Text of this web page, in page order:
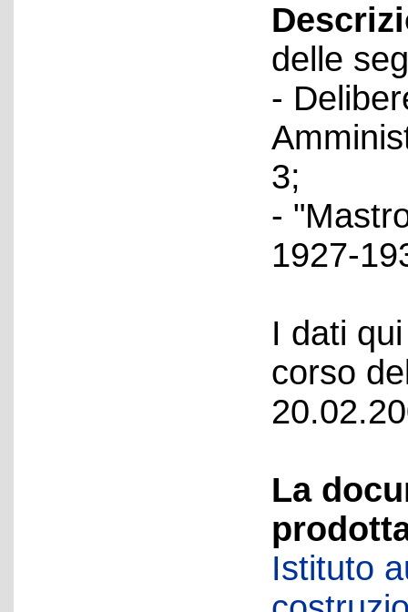
delle
-
3;
-
1927-
I dati
corso
La
Istituto